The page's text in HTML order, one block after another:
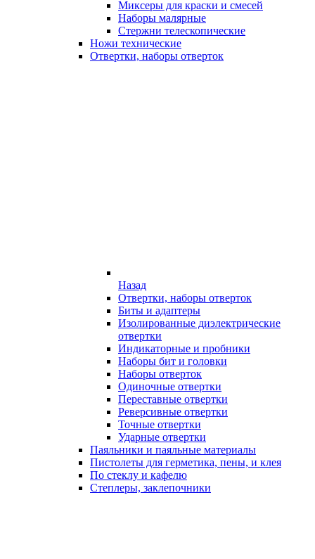
Миксеры для краски и смесей
Наборы малярные
Стержни телескопические
Ножи технические
Отвертки, наборы отверток
Назад
Отвертки, наборы отверток
Биты и адаптеры
Изолированные диэлектрические
отвертки
Индикаторные и пробники
Наборы бит и головки
Наборы отверток
Одиночные отвертки
Переставные отвертки
Реверсивные отвертки
Точные отвертки
Ударные отвертки
Паяльники и паяльные материалы
Пистолеты для герметика, пены, и клея
По стеклу и кафелю
Степлеры, заклепочники